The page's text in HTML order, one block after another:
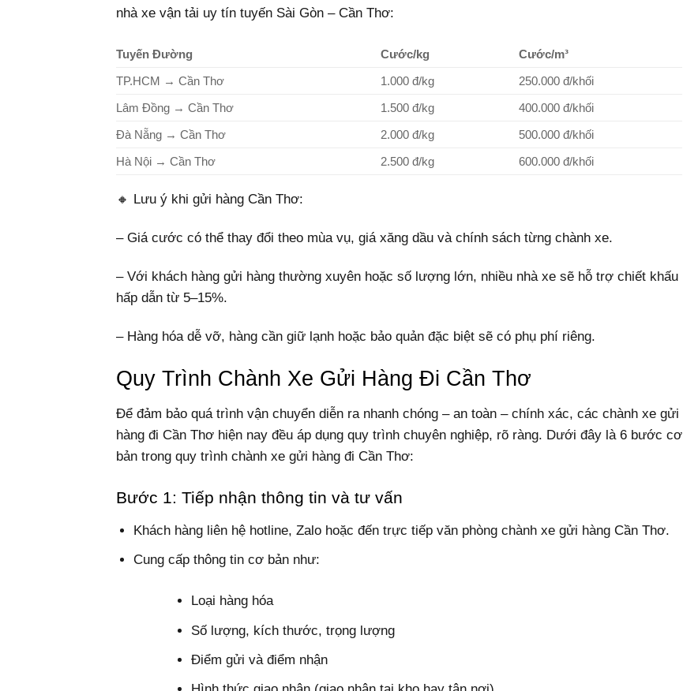
nhà xe vận tải uy tín tuyến Sài Gòn – Cần Thơ:
Tuyến Đường Cước/kg
Cước/m³
TP.HCM → Cần Thơ
1.000 đ/kg
250.000 đ/khối
Lâm Đồng → Cần Thơ
1.500 đ/kg
400.000 đ/khối
Đà Nẵng → Cần Thơ
2.000 đ/kg
500.000 đ/khối
Hà Nội → Cần Thơ
2.500 đ/kg 600.000 đ/khối
🔸 Lưu ý khi gửi hàng Cần Thơ:
– Giá cước có thể thay đổi theo mùa vụ, giá xăng dầu và chính sách từng chành xe.
– Với khách hàng gửi hàng thường xuyên hoặc số lượng lớn, nhiều nhà xe sẽ hỗ trợ chiết khấu
hấp dẫn từ 5–15%.
– Hàng hóa dễ vỡ, hàng cần giữ lạnh hoặc bảo quản đặc biệt sẽ có phụ phí riêng.
Quy Trình Chành Xe Gửi Hàng Đi Cần Thơ
Để đảm bảo quá trình vận chuyển diễn ra nhanh chóng – an toàn – chính xác, các chành xe gửi
hàng đi Cần Thơ hiện nay đều áp dụng quy trình chuyên nghiệp, rõ ràng. Dưới đây là 6 bước cơ
bản trong quy trình chành xe gửi hàng đi Cần Thơ:
Bước 1: Tiếp nhận thông tin và tư vấn
Khách hàng liên hệ hotline, Zalo hoặc đến trực tiếp văn phòng chành xe gửi hàng Cần Thơ.
Cung cấp thông tin cơ bản như:
Loại hàng hóa
Số lượng, kích thước, trọng lượng
Điểm gửi và điểm nhận